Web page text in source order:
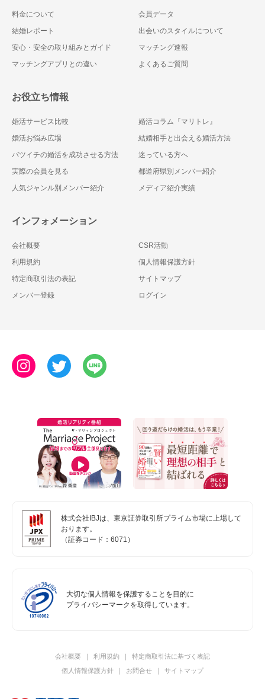
料金について
会員データ
結婚レポート
出会いのスタイルについて
安心・安全の取り組みとガイド
マッチング速報
マッチングアプリとの違い
よくあるご質問
お役立ち情報
婚活サービス比較
婚活コラム『マリトレ』
婚活お悩み広場
結婚相手と出会える婚活方法
バツイチの婚活を成功させる方法
迷っている方へ
実際の会員を見る
都道府県別メンバー紹介
人気ジャンル別メンバー紹介
メディア紹介実績
インフォメーション
会社概要
CSR活動
利用規約
個人情報保護方針
特定商取引法の表記
サイトマップ
メンバー登録
ログイン
株式会社IBJは、東京証券取引所プライム市場に上場して
おります。
（証券コード：6071）
大切な個人情報を保護することを目的に
プライバシーマークを取得しています。
会社概要 利用規約
特定商取引法に基づく表記
個人情報保護方針
お問合せ サイトマップ